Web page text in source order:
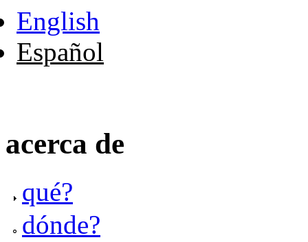
English
Español
acerca de
qué?
dónde?